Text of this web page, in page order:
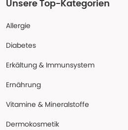
Unsere Top-Kategorien
Allergie
Diabetes
Erkältung & Immunsystem
Ernährung
Vitamine & Mineralstoffe
Dermokosmetik